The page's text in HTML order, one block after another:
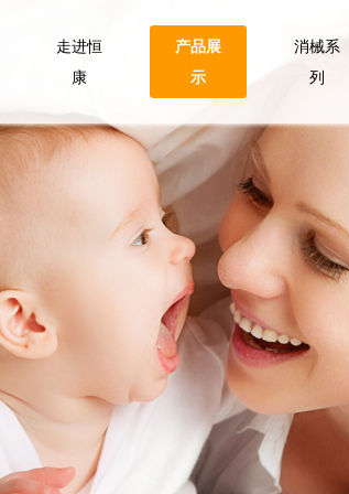
走进恒
康
产品展
示
消械系
列